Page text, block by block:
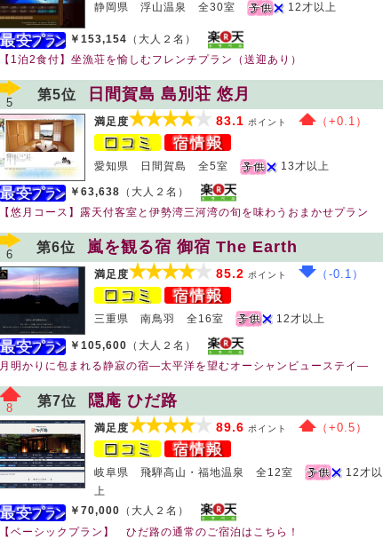
静岡県 浮山温泉 全30室 12才以上
￥153,154 （大人２名）
【1泊2食付】坐漁荘を愉しむフレンチプラン（送迎あり）
5 第5位 日間賀島 島別荘 悠月
満足度 83.1 ポイント （+0.1）
愛知県 日間賀島 全5室 13才以上
￥63,638 （大人２名）
【悠月コース】露天付客室と伊勢湾三河湾の旬を味わうおまかせプラン
6 第6位 嵐を観る宿 御宿 The Earth
満足度 85.2 ポイント （-0.1）
三重県 南鳥羽 全16室 12才以上
￥105,600 （大人２名）
月明かりに包まれる静寂の宿—太平洋を望むオーシャンビューステイ—
8 第7位 隠庵 ひだ路
満足度 89.6 ポイント （+0.5）
岐阜県 飛騨高山・福地温泉 全12室
12才以
上
￥70,000 （大人２名）
【ベーシックプラン】 ひだ路の通常のご宿泊はこちら！